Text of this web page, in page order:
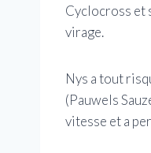
Cyclocross et
virage.
Nys a tout
(Pauwels
vitesse et a